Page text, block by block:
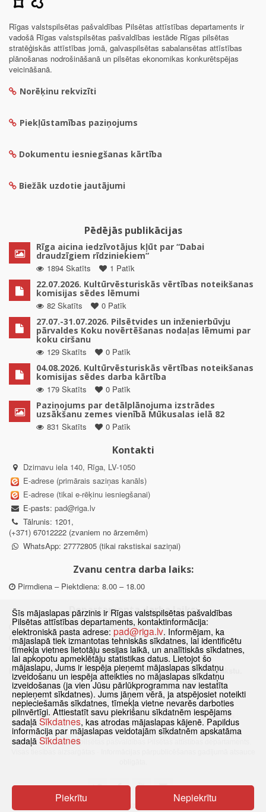
Rīgas valstspilsētas pašvaldības Pilsētas attīstības departaments ir
vadošā Rīgas valstspilsētas pašvaldības iestāde Rīgas pilsētas
stratēģiskās attīstības jomā, galvaspilsētas sabalansētas attīstības
plānošanas nodrošināšanā un pilsētas ekonomikas konkurētspējas
veicināšanā.
Norēķinu rekvizīti
Piekļūstamības paziņojums
Dokumentu iesniegšanas kārtība
Biežāk uzdotie jautājumi
Pēdējās publikācijas
Rīga aicina iedzīvotājus kļūt par “Dabai
draudzīgiem rīdziniekiem”
1894 Skatīts
1 Patīk
22.07.2026. Kultūrvēsturiskās vērtības noteikšanas
komisijas sēdes lēmumi
82 Skatīts
0 Patīk
27.07.-31.07.2026. Pilsētvides un inženierbūvju
pārvaldes Koku novērtēšanas nodaļas lēmumi par
koku ciršanu
129 Skatīts
0 Patīk
04.08.2026. Kultūrvēsturiskās vērtības noteikšanas
komisijas sēdes darba kārtība
179 Skatīts
0 Patīk
Paziņojums par detālplānojuma izstrādes
uzsākšanu zemes vienībā Mūkusalas ielā 82
831 Skatīts
0 Patīk
Kontakti
Dzirnavu iela 140, Rīga, LV-1050
E-adrese (primārais saziņas kanāls)
E-adrese (tikai e-rēķinu iesniegšanai)
E-pasts: pad@riga.lv
Tālrunis: 1201,
(+371) 67012222 (zvaniem no ārzemēm)
WhatsApp: 27772805 (tikai rakstiskai saziņai)
Zvanu centra darba laiks:
Pirmdiena – Piektdiena: 8.00 – 18.00
Departamenta darba laiks:
Pirmdiena, Ceturtdiena: 8.30 – 18.00
Otrdiena, Trešdiena: 8.30 – 17.00
Piektdiena: 8.30 – 15.00
Klātienes konsultācijas pieejamas tikai ar iepriekšēju pierakstu.
Sākums Jaunumi Biežāk uzdotie jautājumi
Lapas karte
Sīkdatnes
Kontakti
© 2021 Rīgas valstspilsētas pašvaldības Pilsētas attīstības departaments.
Pārslēgties uz www versiju
Šīs mājaslapas pārzinis ir Rīgas valstspilsētas pašvaldības
Pilsētas attīstības departaments, kontaktinformācija:
elektroniskā pasta adrese: pad@riga.lv. Informējam, ka
mājaslapā tiek izmantotas tehniskās sīkdatnes, lai identificētu
tīmekļa vietnes lietotāju sesijas laikā, un analītiskās sīkdatnes,
lai apkopotu apmeklētāju statistikas datus. Lietojot šo
mājaslapu, Jums ir iespēja pieņemt mājaslapas sīkdatņu
izveidošanu un iespēja atteikties no mājaslapas sīkdatņu
izveidošanas (ja vien Jūsu pārlūkprogramma nav iestatīta
nepieņemt sīkdatnes). Jums jāņem vērā, ja atspējosiet noteikti
nepieciešamās sīkdatnes, tīmekļa vietne nevarēs darboties
pilnvērtīgi. Attiestatīt savu piekrišanu sīkdatnēm iespējams
sadaļā Sīkdatnes, kas atrodas mājaslapas kājenē. Papildus
informācija par mājaslapas veidotajām sīkdatnēm apskatāma
sadaļā Sīkdatnes
Piekrītu Nepiekrītu